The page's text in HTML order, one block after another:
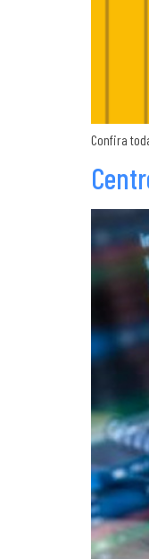
Confira